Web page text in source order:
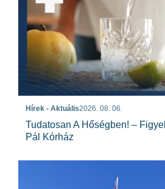
Hírek - Aktuális2026. 08. 06.
Tudatosan A Hőségben! –
Pál Kórház